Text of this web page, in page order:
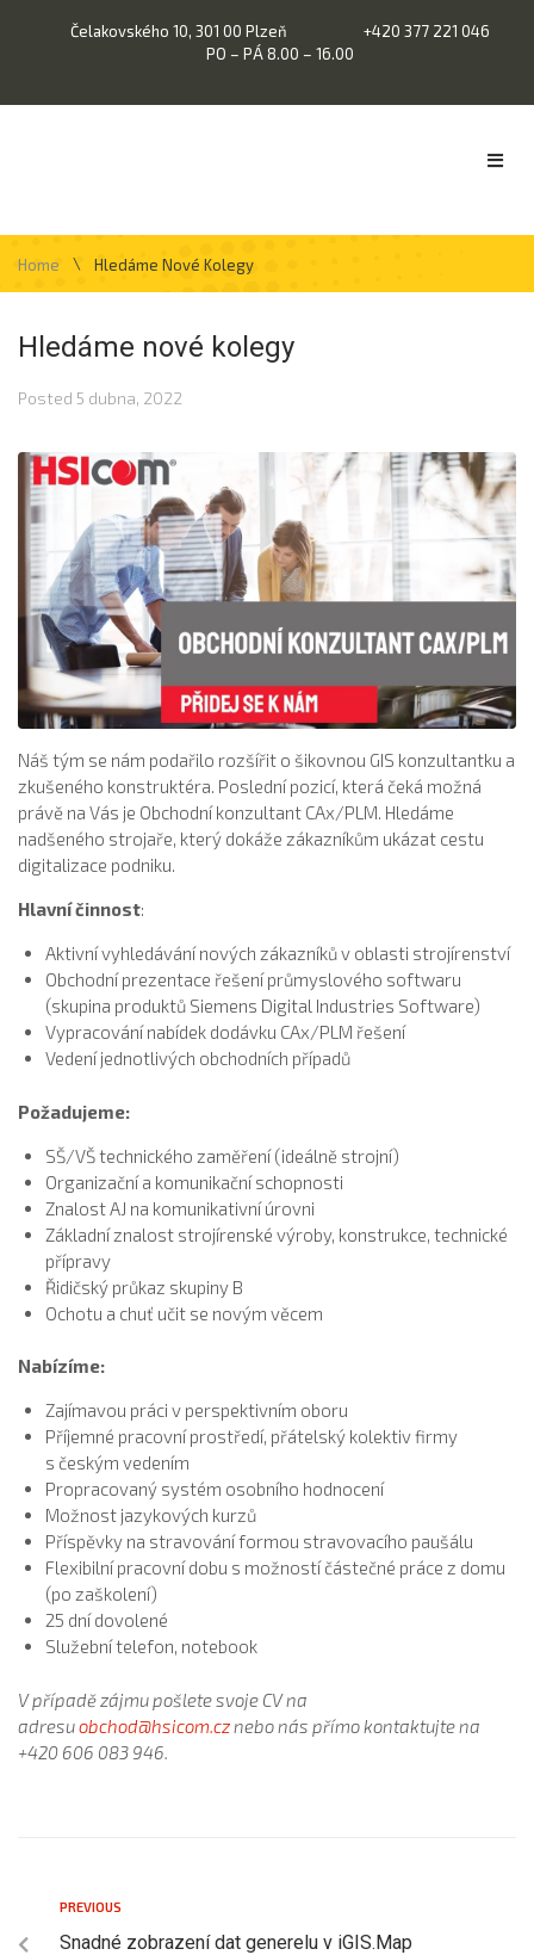
Čelakovského 10, 301 00 Plzeň
+420 377 221 046
PO – PÁ 8.00 – 16.00
Home \ Hledáme Nové Kolegy
Hledáme nové kolegy
Posted 5 dubna, 2022
Náš tým se nám podařilo rozšířit o šikovnou GIS konzultantku a
zkušeného konstruktéra. Poslední pozicí, která čeká možná
právě na Vás je Obchodní konzultant CAx/PLM. Hledáme
nadšeného strojaře, který dokáže zákazníkům ukázat cestu
digitalizace podniku.
Hlavní činnost:
Aktivní vyhledávání nových zákazníků v oblasti strojírenství
Obchodní prezentace řešení průmyslového softwaru
(skupina produktů Siemens Digital Industries Software)
Vypracování nabídek dodávku CAx/PLM řešení
Vedení jednotlivých obchodních případů
Požadujeme:
SŠ/VŠ technického zaměření (ideálně strojní)
Organizační a komunikační schopnosti
Znalost AJ na komunikativní úrovni
Základní znalost strojírenské výroby, konstrukce, technické
přípravy
Řidičský průkaz skupiny B
Ochotu a chuť učit se novým věcem
Nabízíme:
Zajímavou práci v perspektivním oboru
Příjemné pracovní prostředí, přátelský kolektiv firmy
s českým vedením
Propracovaný systém osobního hodnocení
Možnost jazykových kurzů
Příspěvky na stravování formou stravovacího paušálu
Flexibilní pracovní dobu s možností částečné práce z domu
(po zaškolení)
25 dní dovolené
Služební telefon, notebook
V případě zájmu pošlete svoje CV na
adresuobchod@hsicom.cznebo nás přímo kontaktujte na
+420 606 083 946.
PREVIOUS
Snadné zobrazení dat generelu v iGIS.Map